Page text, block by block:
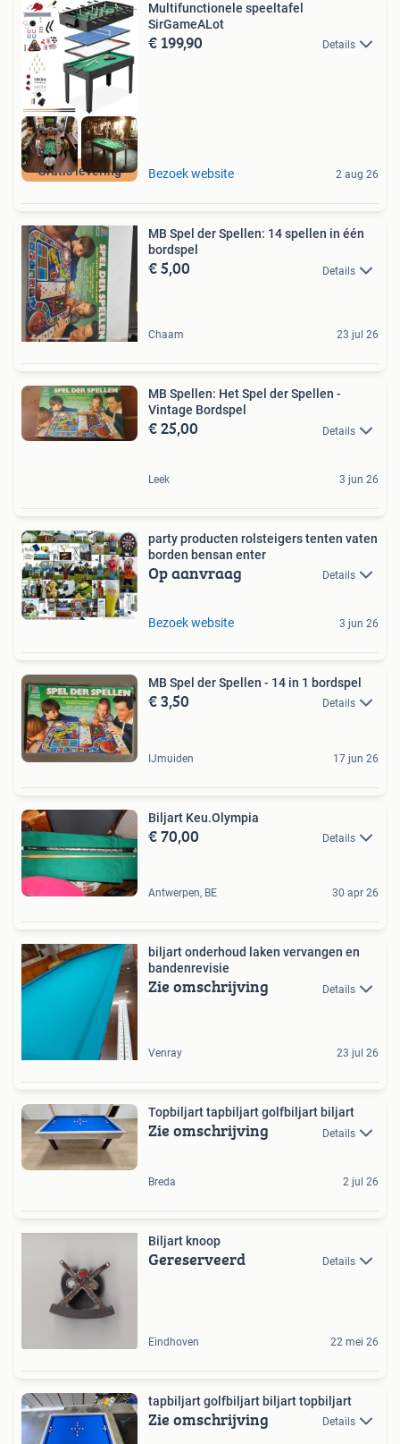
Gratis levering
Multifunctionele speeltafel
SirGameALot
€ 199,90 Details
Bezoek website 2 aug 26
MB Spel der Spellen: 14 spellen in één
bordspel
€ 5,00 Details
Chaam 23 jul 26
MB Spellen: Het Spel der Spellen -
Vintage Bordspel
€ 25,00 Details
Leek 3 jun 26
party producten rolsteigers tenten vaten
borden bensan enter
Op aanvraag Details
Bezoek website 3 jun 26
MB Spel der Spellen - 14 in 1 bordspel
€ 3,50 Details
IJmuiden 17 jun 26
Biljart Keu.Olympia
€ 70,00 Details
Antwerpen, BE 30 apr 26
biljart onderhoud laken vervangen en
bandenrevisie
Zie omschrijving Details
Venray 23 jul 26
Topbiljart tapbiljart golfbiljart biljart
Zie omschrijving Details
Breda 2 jul 26
Biljart knoop
Gereserveerd Details
Eindhoven 22 mei 26
tapbiljart golfbiljart biljart topbiljart
Zie omschrijving Details